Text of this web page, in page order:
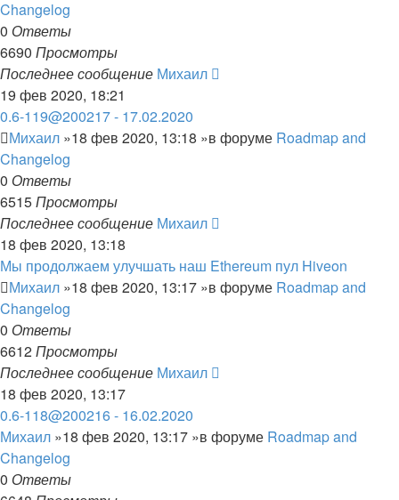
Changelog
0 Ответы
6690 Просмотры
Последнее сообщение Михаил
19 фев 2020, 18:21
0.6-119@200217 - 17.02.2020
Михаил »18 фев 2020, 13:18 »в форуме Roadmap and
Changelog
0 Ответы
6515Просмотры
Последнее сообщение Михаил
18 фев 2020, 13:18
Мы продолжаем улучшать наш Ethereum пул Hiveon
Михаил »18 фев 2020, 13:17 »в форуме Roadmap and
Changelog
0 Ответы
6612Просмотры
Последнее сообщение Михаил
18 фев 2020, 13:17
0.6-118@200216 - 16.02.2020
Михаил »18 фев 2020, 13:17 »в форуме Roadmap and
Changelog
0 Ответы